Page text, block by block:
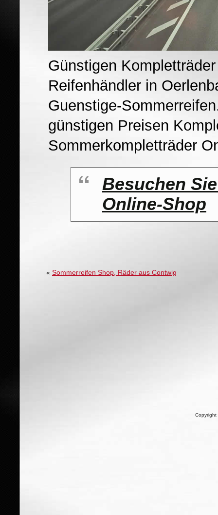
Günstigen
Reifenhändler in
Guenstige-
günstigen Preisen
Sommerkompletträder
Besuchen
Online-Shop
« Sommerreifen Shop, Räder aus Contwig
Copyright